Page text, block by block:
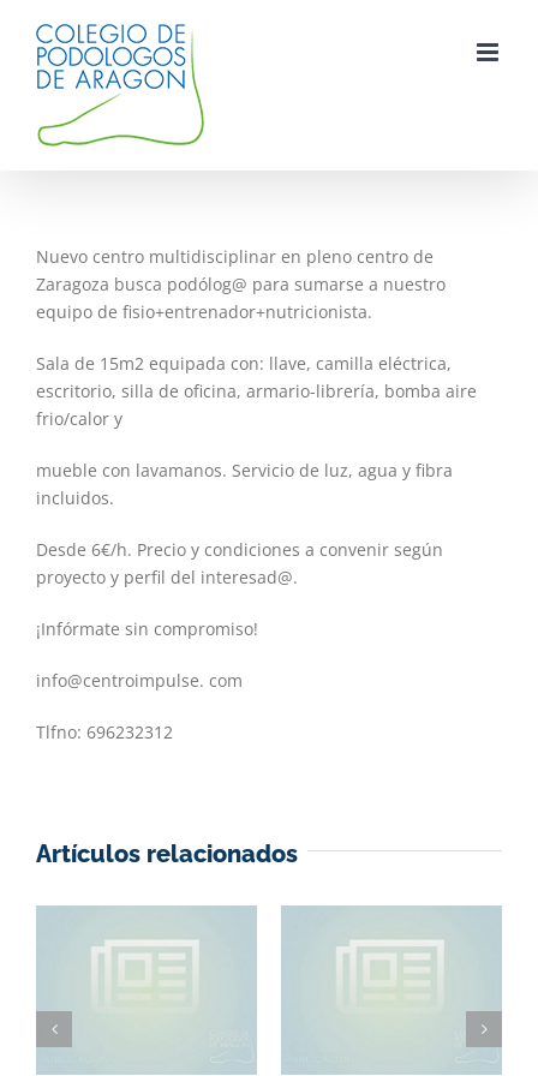
contenido
Nuevo centro multidisciplinar en pleno centro de
Zaragoza busca podólog@ para sumarse a nuestro
equipo de fisio+entrenador+nutricionista.
Sala de 15m2 equipada con: llave, camilla eléctrica,
escritorio, silla de oficina, armario-librería, bomba aire
frio/calor y
mueble con lavamanos. Servicio de luz, agua y fibra
incluidos.
Desde 6€/h. Precio y condiciones a convenir según
proyecto y perfil del interesad@.
¡Infórmate sin compromiso!
info@centroimpulse. com
Tlfno: 696232312
Artículos relacionados